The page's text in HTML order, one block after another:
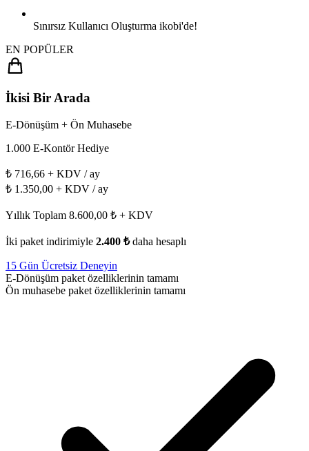
Sınırsız Kullanıcı Oluşturma ikobi'de!
EN POPÜLER
İkisi Bir Arada
E-Dönüşüm + Ön Muhasebe
1.000 E-Kontör Hediye
₺ 716,66 + KDV / ay
₺ 1.350,00 + KDV / ay
Yıllık Toplam 8.600,00 ₺ + KDV
İki paket indirimiyle 2.400 ₺daha hesaplı
15 Gün Ücretsiz Deneyin
E-Dönüşüm paket özelliklerinin tamamı
Ön muhasebe paket özelliklerinin tamamı